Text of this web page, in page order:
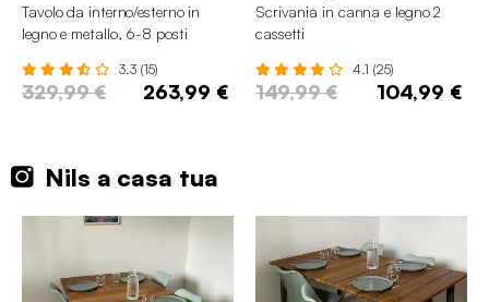
Tavolo da interno/esterno in
legno e metallo, 6-8 posti
3.3 (15)
329,99 € 263,99 €
Scrivania in canna e legno 2
cassetti
4.1 (25)
149,99 € 104,99 €
Nils a casa tua